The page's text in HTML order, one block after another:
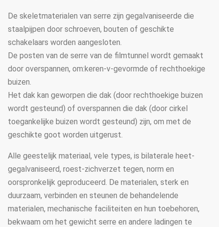
De skeletmaterialen van serre zijn gegalvaniseerde die
staalpijpen door schroeven, bouten of geschikte
schakelaars worden aangesloten.
De posten van de serre van de filmtunnel wordt gemaakt
door overspannen, om:keren-v-gevormde of rechthoekige
buizen.
Het dak kan geworpen die dak (door rechthoekige buizen
wordt gesteund) of overspannen die dak (door cirkel
toegankelijke buizen wordt gesteund) zijn, om met de
geschikte goot worden uitgerust.
Alle geestelijk materiaal, vele types, is bilaterale heet-
gegalvaniseerd, roest-zichverzet tegen, norm en
oorspronkelijk geproduceerd. De materialen, sterk en
duurzaam, verbinden en steunen de behandelende
materialen, mechanische faciliteiten en hun toebehoren,
bekwaam om het gewicht serre en andere ladingen te